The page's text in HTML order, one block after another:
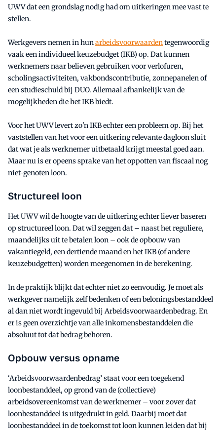
UWV dat een grondslag nodig had om uitkeringen mee vast te
stellen.
Werkgevers nemen in hunarbeidsvoorwaardentegenwoordig
vaak een individueel keuzebudget (IKB) op. Dat kunnen
werknemers naar believen gebruiken voor verlofuren,
scholingsactiviteiten, vakbondscontributie, zonnepanelen of
een studieschuld bij DUO. Allemaal afhankelijk van de
mogelijkheden die het IKB biedt.
Voor het UWV levert zo'n IKB echter een probleem op. Bij het
vaststellen van het voor een uitkering relevante dagloon sluit
dat wat je als werknemer uitbetaald krijgt meestal goed aan.
Maar nu is er opeens sprake van het oppotten van fiscaal nog
niet-genoten loon.
Structureel loon
Het UWV wil de hoogte van de uitkering echter liever baseren
op structureel loon. Dat wil zeggen dat – naast het reguliere,
maandelijks uit te betalen loon – ook de opbouw van
vakantiegeld, een dertiende maand en het IKB (of andere
keuzebudgetten) worden meegenomen in de berekening.
In de praktijk blijkt dat echter niet zo eenvoudig. Je moet als
werkgever namelijk zelf bedenken of een beloningsbestanddeel
al dan niet wordt ingevuld bij Arbeidsvoorwaardenbedrag. En
er is geen overzichtje van alle inkomensbestanddelen die
absoluut tot dat bedrag behoren.
Opbouw versus opname
‘Arbeidsvoorwaardenbedrag’ staat voor een toegekend
loonbestanddeel, op grond van de (collectieve)
arbeidsovereenkomst van de werknemer – voor zover dat
loonbestanddeel is uitgedrukt in geld. Daarbij moet dat
loonbestanddeel in de toekomst tot loon kunnen leiden dat bij